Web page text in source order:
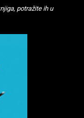
potražite ih u